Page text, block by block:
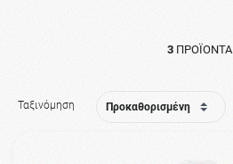
3ΠΡΟΪΌΝΤΑ
Ταξινόμηση